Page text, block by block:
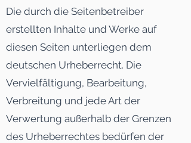
Die durch die Seitenbetreiber
erstellten Inhalte und Werke auf
diesen Seiten unterliegen dem
deutschen Urheberrecht. Die
Vervielfältigung, Bearbeitung,
Verbreitung und jede Art der
Verwertung außerhalb der Grenzen
des Urheberrechtes bedürfen der